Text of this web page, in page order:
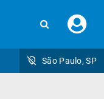
seu
São Paulo, SP